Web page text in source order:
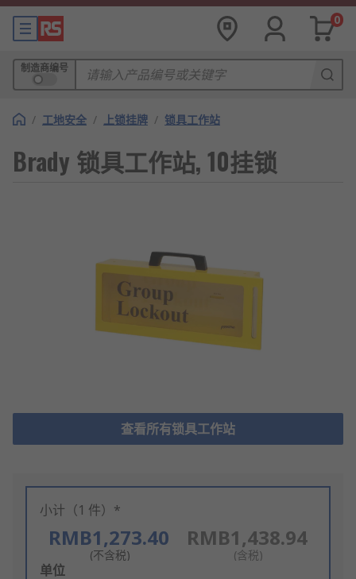
0
制造商编号
/ 工地安全 / 上锁挂牌 / 锁具工作站
Brady 锁具工作站, 10挂锁
查看所有锁具工作站
小计（1 件）*
RMB1,273.40
(不含税)
RMB1,438.94
(含税)
Add
单位